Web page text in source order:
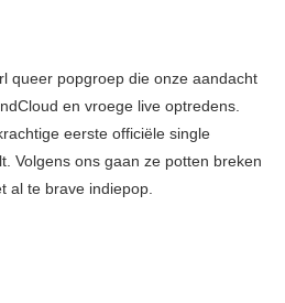
queer popgroep die onze aandacht
en vroege live optredens.
eerste officiële single
Volgens ons gaan ze potten breken
al te brave indiepop.